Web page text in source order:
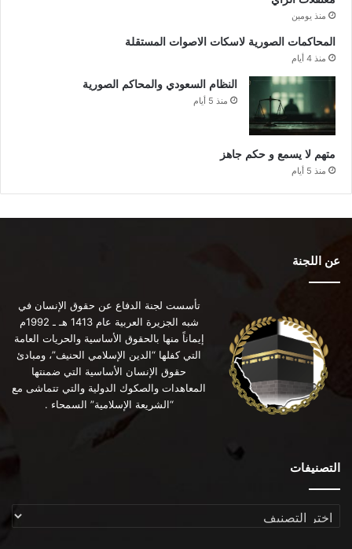
منذ يومين
المحاكمات الصورية لاسكات الاصوات المستقلة
منذ 4 أيام
النظام السعودي والمحاكم الصورية
منذ 5 أيام
متهم لا يسمع و حكم جاهز
منذ 5 أيام
عن اللجنة
تأسست لجنة الدفاع عن حقوق الإنسان في
شبه الجزيرة العربية عام 1413 هـ ـ 1992م
إيماناً منها بالحقوق الأساسية والحريات العامة
التي كفلها “الدين الإسلامي الحنيف”، ومبادئ
حقوق الإنسان الأساسية التي ضمنتها
المعاهدات والصكوك الدولية والتي تتماشى مع
“الشريعة الإسلامية” السمحاء .
التصنيفات
التصنيفات